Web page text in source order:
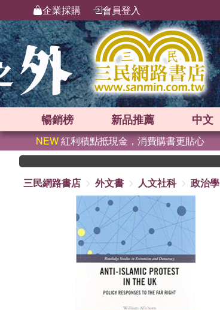
企業採購 會員登入
暢銷榜 新品推薦 中文
NEW紅利積點抵現金，消費購書更貼心
三民網路書店
外文書 人文社科 政治學